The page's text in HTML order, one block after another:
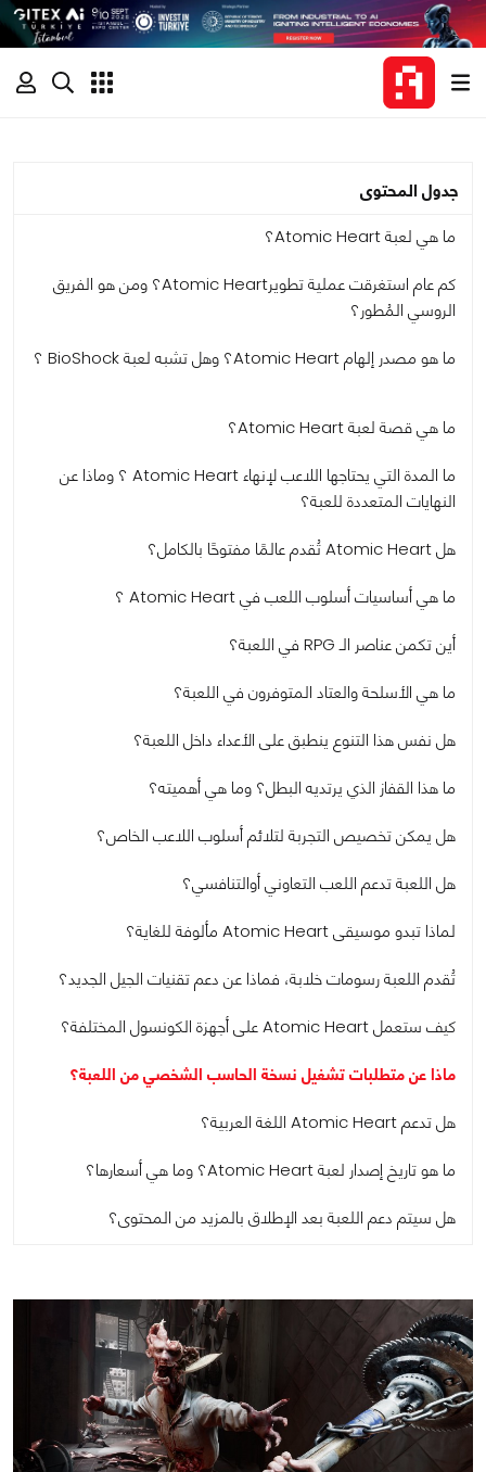
جدول المحتوى
ما هي لعبة Atomic Heart؟
كم عام استغرقت عملية تطويرAtomic Heart؟ ومن هو الفريق
الروسي المُطور؟
ما هو مصدر إلهام Atomic Heart؟ وهل تشبه لعبة BioShock ؟
ما هي قصة لعبة Atomic Heart؟
ما المدة التي يحتاجها اللاعب لإنهاء Atomic Heart ؟ وماذا عن
النهايات المتعددة للعبة؟
هل Atomic Heart تُقدم عالمًا مفتوحًا بالكامل؟
ما هي أساسيات أسلوب اللعب في Atomic Heart ؟
أين تكمن عناصر الـ RPG في اللعبة؟
ما هي الأسلحة والعتاد المتوفرون في اللعبة؟
هل نفس هذا التنوع ينطبق على الأعداء داخل اللعبة؟
ما هذا القفاز الذي يرتديه البطل؟ وما هي أهميته؟
هل يمكن تخصيص التجربة لتلائم أسلوب اللاعب الخاص؟
هل اللعبة تدعم اللعب التعاوني أوالتنافسي؟
لماذا تبدو موسيقى Atomic Heart مألوفة للغاية؟
تُقدم اللعبة رسومات خلابة، فماذا عن دعم تقنيات الجيل الجديد؟
كيف ستعمل Atomic Heart على أجهزة الكونسول المختلفة؟
ماذا عن متطلبات تشغيل نسخة الحاسب الشخصي من اللعبة؟
هل تدعم Atomic Heart اللغة العربية؟
ما هو تاريخ إصدار لعبة Atomic Heart؟ وما هي أسعارها؟
هل سيتم دعم اللعبة بعد الإطلاق بالمزيد من المحتوى؟